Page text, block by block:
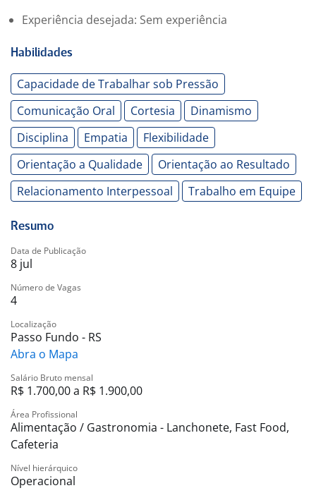
Experiência desejada: Sem experiência
Habilidades
Capacidade de Trabalhar sob Pressão
Comunicação Oral
Cortesia
Dinamismo
Disciplina
Empatia
Flexibilidade
Orientação a Qualidade
Orientação ao Resultado
Relacionamento Interpessoal
Trabalho em Equipe
Resumo
Data de Publicação
8 jul
Número de Vagas
4
Localização
Passo Fundo - RS
Abra o Mapa
Salário Bruto mensal
R$ 1.700,00 a R$ 1.900,00
Área Profissional
Alimentação / Gastronomia - Lanchonete, Fast Food,
Cafeteria
Nível hierárquico
Operacional